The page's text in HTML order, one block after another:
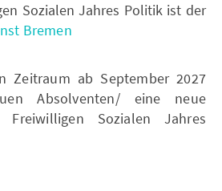
Sozialen Jahres Politik ist der
Bremen
Zeitraum ab September 2027
Absolventen/ eine neue
Freiwilligen Sozialen Jahres